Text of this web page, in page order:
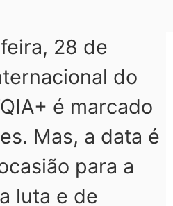
28 de
do
é marcado
Mas, a data é
para a
luta e de